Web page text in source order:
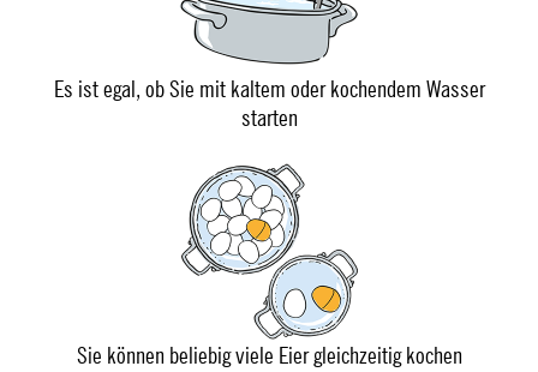
Es ist egal, ob Sie mit kaltem oder kochendem Wasser
starten
Sie können beliebig viele Eier gleichzeitig kochen